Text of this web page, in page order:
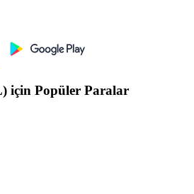
için Popüler Paralar